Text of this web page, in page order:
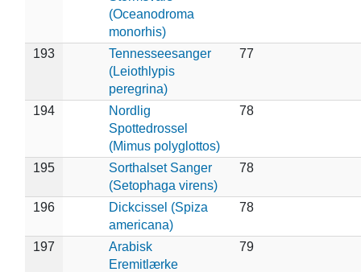
(Oceanodroma
monorhis)
193
Tennesseesanger
(Leiothlypis
peregrina)
77
194
Nordlig
Spottedrossel
(Mimus polyglottos)
78
195
Sorthalset Sanger
(Setophaga virens)
78
196
Dickcissel (Spiza
americana)
78
197
Arabisk
Eremitlærke
79